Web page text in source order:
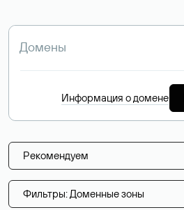
Информация о домене
Рекомендуем
Фильтры: Доменные зоны